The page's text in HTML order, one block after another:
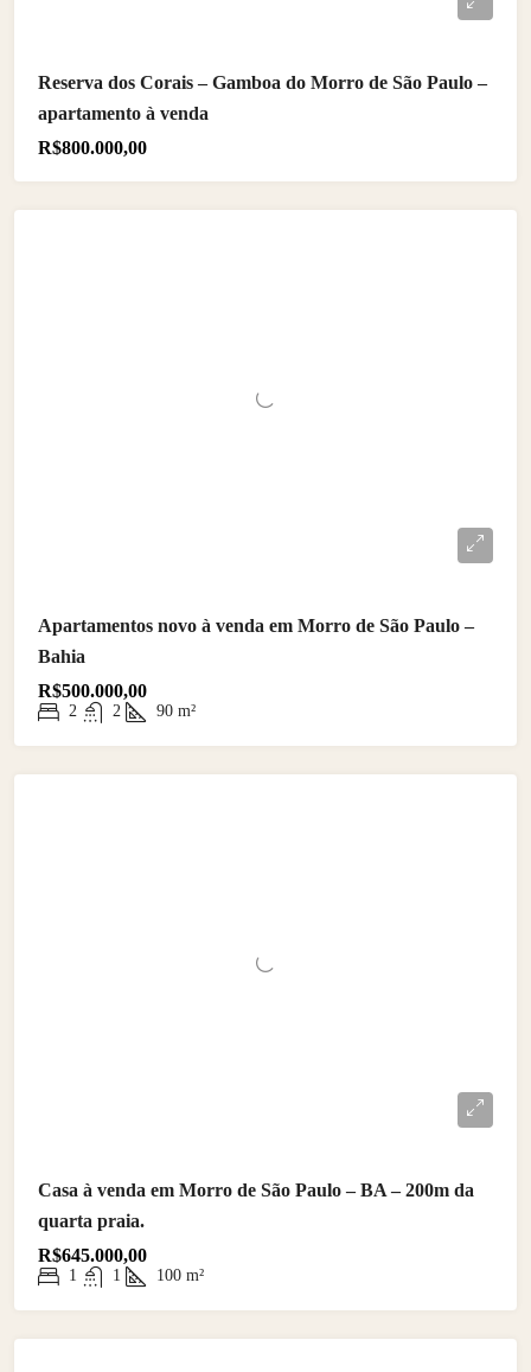
Reserva dos Corais – Gamboa do Morro de São Paulo –
apartamento à venda
R$800.000,00
Apartamentos novo à venda em Morro de São Paulo –
Bahia
R$500.000,00
2 2 90 m²
Casa à venda em Morro de São Paulo – BA – 200m da
quarta praia.
R$645.000,00
1 1 100 m²